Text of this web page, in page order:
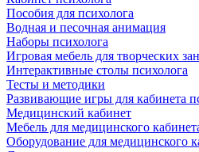
Пособия для психолога
Водная и песочная анимация
Наборы психолога
Игровая мебель для творческих
Интерактивные столы психолога
Тесты и методики
Развивающие игры для кабинета
Медицинский кабинет
Мебель для медицинского
Оборудование для медицинского